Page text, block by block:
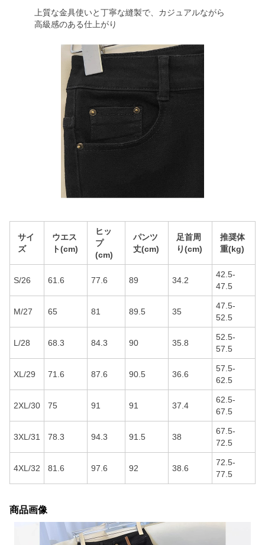
上質な金具使いと丁寧な縫製で、カジュアルながら
高級感のある仕上がり
サイ
ズ
ウエス
ト(cm)
ヒッ
プ
(cm)
パンツ
丈(cm)
足首周
り(cm)
推奨体
重(kg)
S/26 61.6 77.6 89 34.2
42.5-
47.5
M/27 65 81 89.5 35
47.5-
52.5
L/28 68.3 84.3 90 35.8
52.5-
57.5
XL/29 71.6 87.6 90.5 36.6
57.5-
62.5
2XL/30 75 91 91 37.4
62.5-
67.5
3XL/31 78.3 94.3 91.5 38
67.5-
72.5
4XL/32 81.6 97.6 92 38.6
72.5-
77.5
商品画像